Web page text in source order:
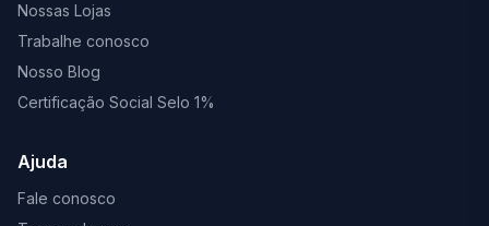
Nossas Lojas
Trabalhe conosco
Nosso Blog
Certificação Social Selo 1%
Ajuda
Fale conosco